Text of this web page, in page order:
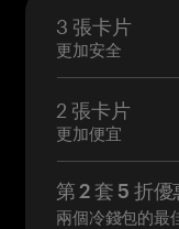
3 張卡片
更加安全
2 張卡片
更加便宜
第 2 套 5 折優
兩個冷錢包的最